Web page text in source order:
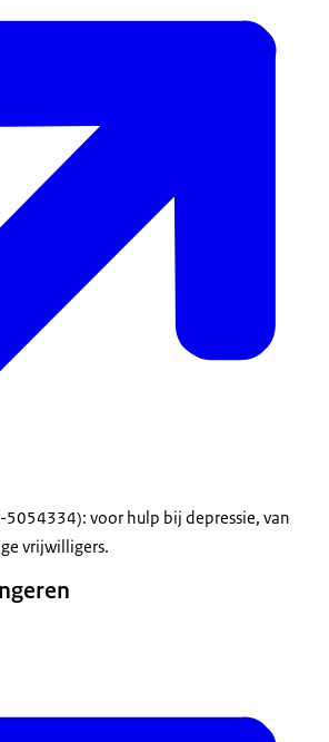
voor hulp bij depressie, van
vrijwilligers.